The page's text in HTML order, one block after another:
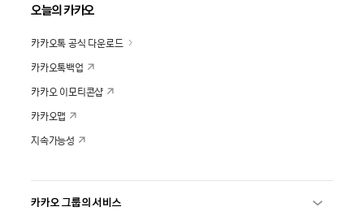
오늘의 카카오
카카오톡 공식 다운로드
카카오톡백업
카카오 이모티콘샵
카카오맵
지속가능성
카카오 그룹의 서비스